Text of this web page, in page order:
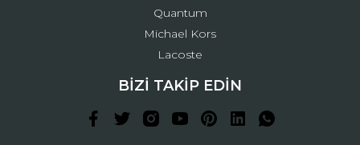
Quantum
Michael Kors
Lacoste
BİZİ TAKİP EDİN